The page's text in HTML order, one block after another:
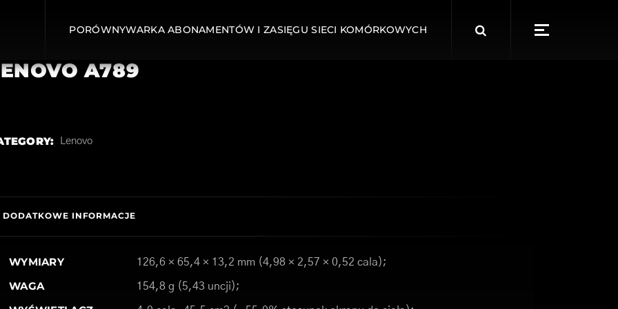
PORÓWNYWARKA ABONAMENTÓW I ZASIĘGU SIECI KOMÓRKOWYCH
for:
A789
Lenovo
DODATKOWE INFORMACJE
WYMIARY 126,6 × 65,4 × 13,2 mm (4,98 × 2,57 × 0,52 cala);
WAGA 154,8 g (5,43 uncji);